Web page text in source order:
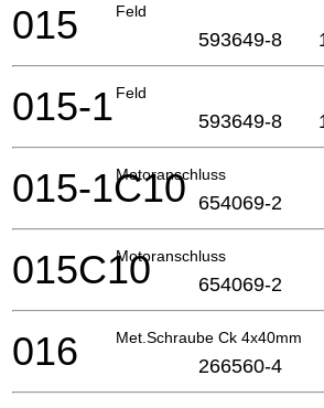
Feld
015 593649-8
Feld
015-1 593649-8
Motoranschluss
015-1C10 654069-2
Motoranschluss
015C10 654069-2
Met.Schraube Ck 4x40mm
016 266560-4